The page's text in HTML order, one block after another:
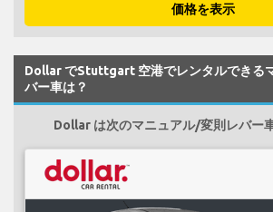
価格を表示
Dollar でStuttgart 空港でレンタルできる
バー車は？
Dollar は次のマニュアル/変則レバー